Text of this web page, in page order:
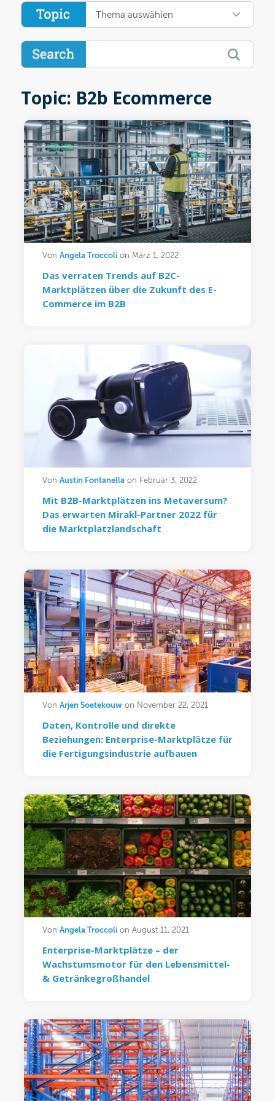
Thema auswählen
Topic: B2b Ecommerce
Von Angela Troccolion März 1, 2022
Das verraten Trends auf B2C-
Marktplätzen über die Zukunft des E-
Commerce im B2B
Von Austin Fontanellaon Februar 3, 2022
Mit B2B-Marktplätzen ins Metaversum?
Das erwarten Mirakl-Partner 2022 für
die Marktplatzlandschaft
Von Arjen Soetekouwon November 22, 2021
Daten, Kontrolle und direkte
Beziehungen: Enterprise-Marktplätze für
die Fertigungsindustrie aufbauen
Von Angela Troccolion August 11, 2021
Enterprise-Marktplätze – der
Wachstumsmotor für den Lebensmittel-
& Getränkegroßhandel